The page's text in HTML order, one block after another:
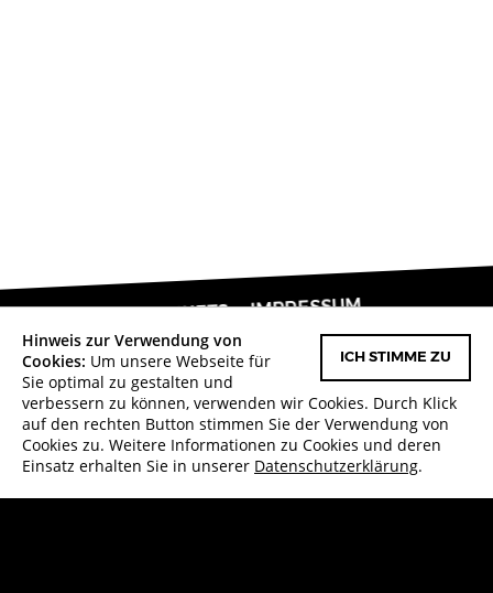
Zurück zur Veranstaltung
TICKETS IMPRESSUM
DATENSCHUTZERKLÄRUNG FACEBOOK
Made with in Karlsruhe
ICH STIMME ZU
Hinweis zur Verwendung von
Cookies: Um unsere Webseite für
Sie optimal zu gestalten und
verbessern zu können, verwenden wir Cookies. Durch Klick
auf den rechten Button stimmen Sie der Verwendung von
Cookies zu. Weitere Informationen zu Cookies und deren
Einsatz erhalten Sie in unserer Datenschutzerklärung.